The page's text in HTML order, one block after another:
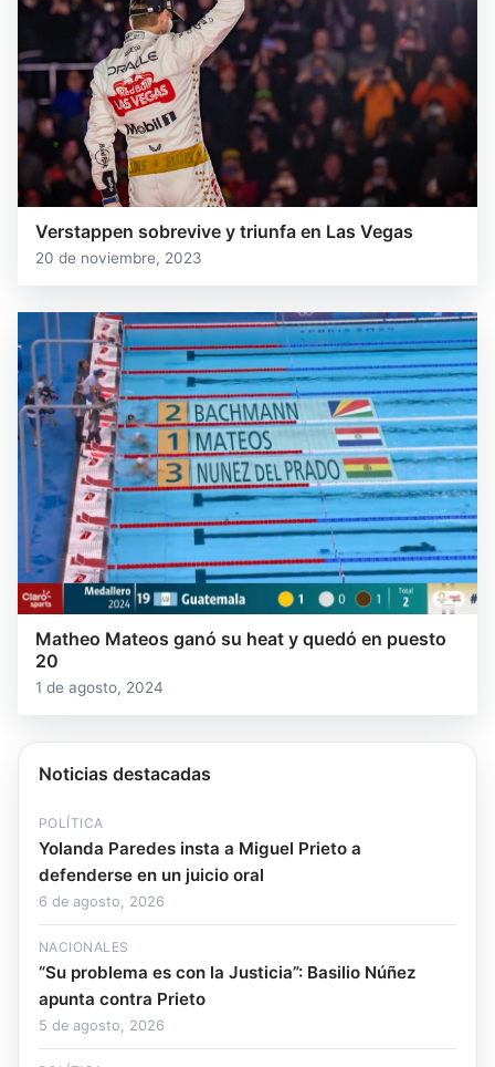
Verstappen sobrevive y triunfa en Las Vegas
20 de noviembre, 2023
Matheo Mateos ganó su heat y quedó en puesto
20
1 de agosto, 2024
Noticias destacadas
POLÍTICA
Yolanda Paredes insta a Miguel Prieto a
defenderse en un juicio oral
6 de agosto, 2026
NACIONALES
“Su problema es con la Justicia”: Basilio Núñez
apunta contra Prieto
5 de agosto, 2026